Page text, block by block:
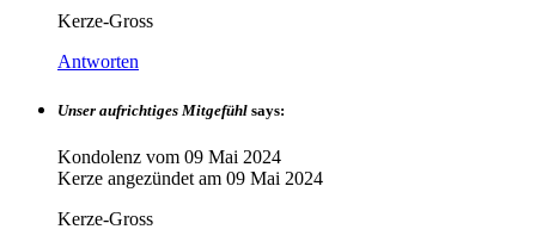
Kerze-Gross
Antworten
Unser aufrichtiges Mitgefühl says:
Kondolenz vom 09 Mai 2024
Kerze angezündet am 09 Mai 2024
Kerze-Gross